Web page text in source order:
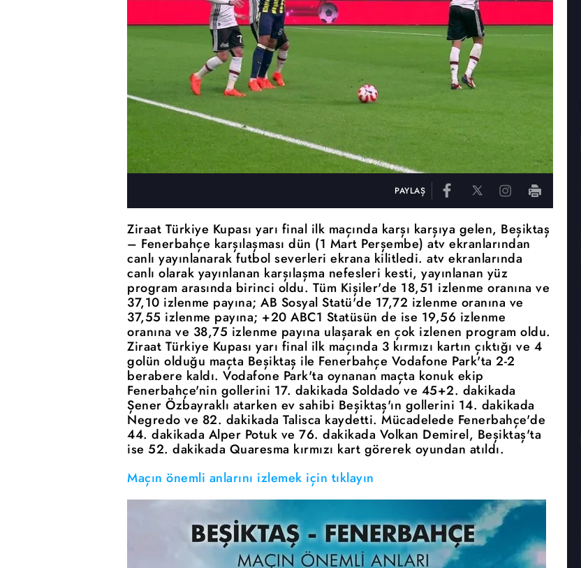
PAYLAŞ
Ziraat Türkiye Kupası yarı final ilk maçında karşı karşıya gelen, Beşiktaş
– Fenerbahçe karşılaşması dün (1 Mart Perşembe) atv ekranlarından
canlı yayınlanarak futbol severleri ekrana kilitledi. atv ekranlarında
canlı olarak yayınlanan karşılaşma nefesleri kesti, yayınlanan yüz
program arasında birinci oldu. Tüm Kişiler'de 18,51 izlenme oranına ve
37,10 izlenme payına; AB Sosyal Statü'de 17,72 izlenme oranına ve
37,55 izlenme payına; +20 ABC1 Statüsün de ise 19,56 izlenme
oranına ve 38,75 izlenme payına ulaşarak en çok izlenen program oldu.
Ziraat Türkiye Kupası yarı final ilk maçında 3 kırmızı kartın çıktığı ve 4
golün olduğu maçta Beşiktaş ile Fenerbahçe Vodafone Park'ta 2-2
berabere kaldı. Vodafone Park'ta oynanan maçta konuk ekip
Fenerbahçe'nin gollerini 17. dakikada Soldado ve 45+2. dakikada
Şener Özbayraklı atarken ev sahibi Beşiktaş'ın gollerini 14. dakikada
Negredo ve 82. dakikada Talisca kaydetti. Mücadelede Fenerbahçe'de
44. dakikada Alper Potuk ve 76. dakikada Volkan Demirel, Beşiktaş'ta
ise 52. dakikada Quaresma kırmızı kart görerek oyundan atıldı.
Maçın önemli anlarını izlemek için tıklayın